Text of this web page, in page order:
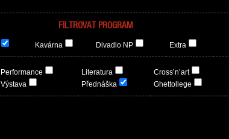
FILTROVAT PROGRAM
Kavárna Divadlo NP Extra
Performance
Výstava
Literatura
Přednáška
Cross’n’art
Ghettollege